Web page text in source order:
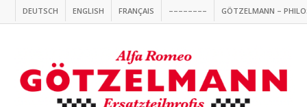
DEUTSCH ENGLISH FRANÇAIS –––––––– GÖTZELMANN –